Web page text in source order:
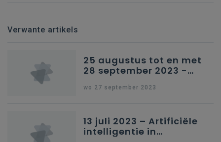
Verwante artikels
25 augustus tot en met
28 september 2023 -
wo 27 september 2023
13 juli 2023 – Artificiële
intelligentie in